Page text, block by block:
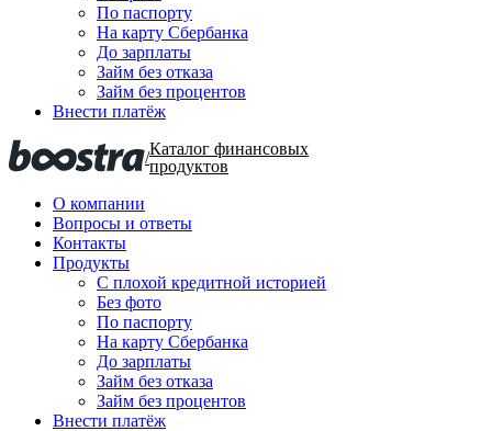
По паспорту
На карту Сбербанка
До зарплаты
Займ без отказа
Займ без процентов
Внести платёж
/Каталог финансовых
продуктов
О компании
Вопросы и ответы
Контакты
Продукты
C плохой кредитной историей
Без фото
По паспорту
На карту Сбербанка
До зарплаты
Займ без отказа
Займ без процентов
Внести платёж